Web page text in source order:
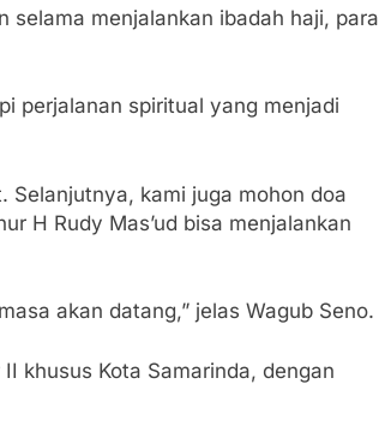
selama menjalankan ibadah haji, para
perjalanan spiritual yang menjadi
Selanjutnya, kami juga mohon doa
H Rudy Mas’ud bisa menjalankan
akan datang,” jelas Wagub Seno.
khusus Kota Samarinda, dengan